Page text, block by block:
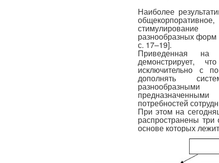
Наиболее
стимулирование
разнообразных форм
с. 17–19].
Приведенная на
демонстрирует,
исключительно с
дополнять
потребностей
При этом на
распространены
основе которых